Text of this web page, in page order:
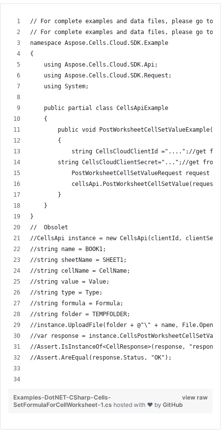
// For complete examples and data files, please go to
// For complete examples and data files, please go to
namespace Aspose.Cells.Cloud.SDK.Example
{
    using Aspose.Cells.Cloud.SDK.Api;
    using Aspose.Cells.Cloud.SDK.Request;
    using System;
    public partial class CellsApiExample
    {
        public void PostWorksheetCellSetValueExample()
        {
string CellsCloudClientId ="....";//get
string CellsCloudClientSecret="...";//get
PostWorksheetCellSetValueRequest request
        }
    }
}
//  Obsolet
//CellsApi instance = new CellsApi(clientId,
//string name = BOOK1;
//string sheetName = SHEET1;
//string cellName = CellName;
//string value = Value;
//string type = Type;
//string formula = Formula;
//string folder = TEMPFOLDER;
//instance.UploadFile(folder + @"\" + name, File.Open(
//var response =
//Assert.IsInstanceOf<CellResponse>(response,
//Assert.AreEqual(response.Status, "OK");
view raw
Examples-DotNET-CSharp-Cells-
SetFormulaForCellWorksheet-1.cs hosted with ❤ by GitHub